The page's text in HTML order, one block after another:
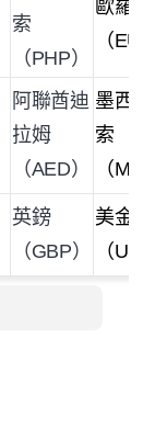
索
（PHP）
歐羅
（EUR
阿聯酋迪
拉姆
（AED）
墨西
索
（
英鎊
（GBP）
美金
（USD